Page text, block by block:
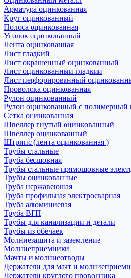
Арматура оцинкованная
Круг оцинкованный
Полоса оцинкованная
Уголок оцинкованный
Лента оцинкованная
Лист гладкий
Лист окрашенный оцинкованный
Лист оцинкованный гладкий
Лист перфорированный
Проволока оцинкованная
Рулон оцинкованный
Рулон оцинкованный с полимерный
Сетка оцинкованная
Швеллер гнутый оцинкованный
Швеллер оцинкованный
Штрипс (лента оцинкованная )
Трубы стальные
Труба бесшовная
Трубы стальные прямошовные
Трубы оцинкованные
Труба нержавеющая
Труба профильная электросварная
Труба алюминиевая
Труба ВГП
Трубы для канализации и детали
Трубы из обечаек
Молниезащита и заземление
Молниеприемники
Мачты и молниеотводы
Держатели для мачт и
Держатели круглого проводника